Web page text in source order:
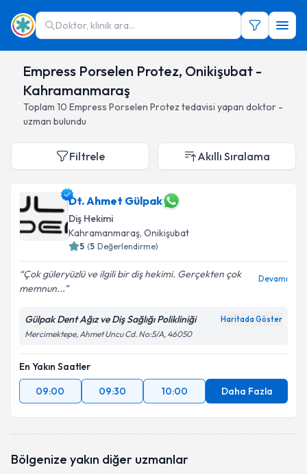
Doktor, klinik ara...
Empress Porselen Protez, Onikişubat -
Kahramanmaraş
Toplam 10 Empress Porselen Protez tedavisi yapan doktor -
uzman bulundu
Filtrele Akıllı Sıralama
Dt. Ahmet Gülpak
Diş Hekimi
Kahramanmaraş, Onikişubat
5 (5 Değerlendirme)
Çok güleryüzlü ve ilgili bir diş hekimi. Gerçekten çok
memnun...
Devamı
Gülpak Dent Ağız ve Diş Sağlığı Polikliniği Haritada Göster
Mercimektepe, Ahmet Uncu Cd. No:5/A, 46050
En Yakın Saatler
09:00
09:30 10:00 Daha Fazla
Bölgenize yakın diğer uzmanlar